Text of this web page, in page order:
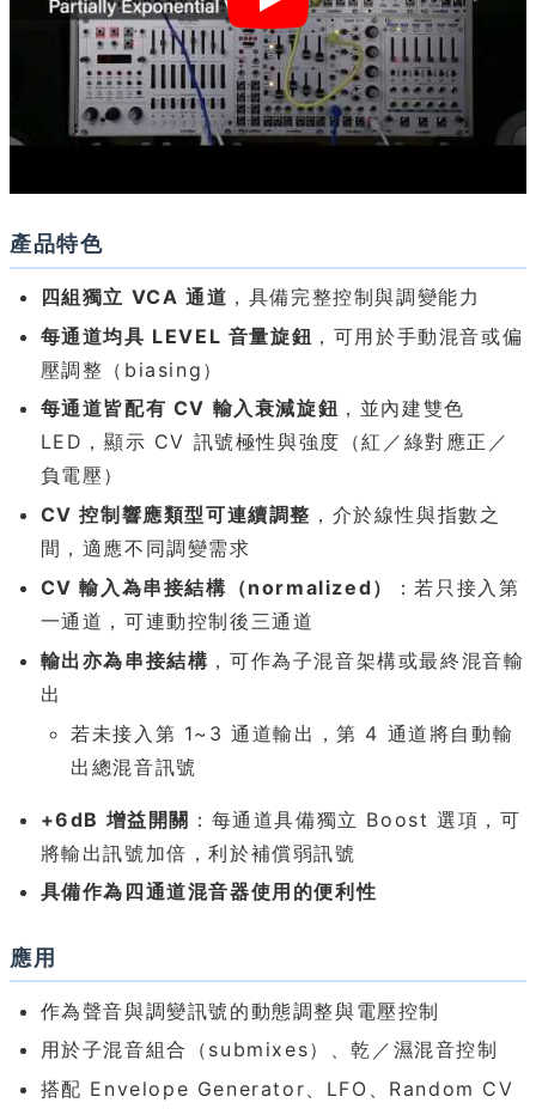
產品特色
四組獨立 VCA 通道 ，具備完整控制與調變能力
每通道均具 LEVEL 音量旋鈕 ，可用於手動混音或偏
壓調整（biasing）
每通道皆配有 CV 輸入衰減旋鈕 ，並內建雙色
LED，顯示 CV 訊號極性與強度（紅／綠對應正／
負電壓）
CV 控制響應類型可連續調整 ，介於線性與指數之
間，適應不同調變需求
CV 輸入為串接結構（normalized）
：若只接入第
一通道，可連動控制後三通道
輸出亦為串接結構 ，可作為子混音架構或最終混音輸
出
若未接入第 1~3 通道輸出，第 4 通道將自動輸
出總混音訊號
+6dB 增益開關 ：每通道具備獨立 Boost 選項，可
將輸出訊號加倍，利於補償弱訊號
具備作為四通道混音器使用的便利性
應用
作為聲音與調變訊號的動態調整與電壓控制
用於子混音組合（submixes）、乾／濕混音控制
搭配 Envelope Generator、LFO、Random CV